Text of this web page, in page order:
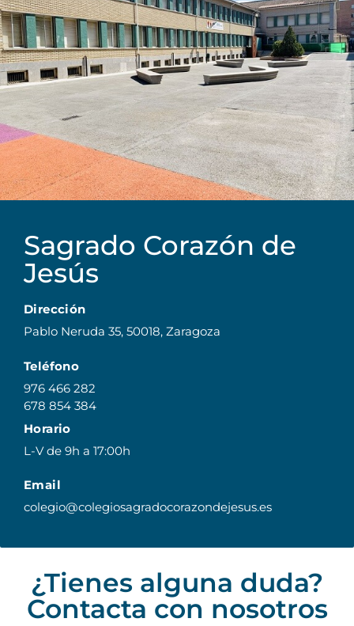
Sagrado Corazón de
Jesús
Dirección
Pablo Neruda 35, 50018, Zaragoza
Teléfono
976 466 282
678 854 384
Horario
L-V de 9h a 17:00h
Email
colegio@colegiosagradocorazondejesus.es
¿Tienes alguna duda?
Contacta con nosotros